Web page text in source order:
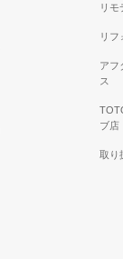
リモ
リフ
アフ
ス
ブ店
取り